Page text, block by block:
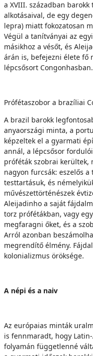
a XVIII. században
alkotásaival, de egy
lepra) miatt fokozatosan
Végül a tanítványai az
másikhoz a vésőt, és
árán is, befejezni élete fő
lépcsősort Congonhasban.
Prófétaszobor a brazíliai
A brazil barokk
anyaországi minta, a
képzeltek el a gyarmati
annál, a lépcsősor
próféták szobrai kerültek,
nagyon furcsák: eszelős
testtartásuk, és
művészettörténészek
Aleijadinho a saját
torz prófétákban, vagy
megfaragni őket, és a
Arról azonban
megrendítő élmény.
kolonializmus öröksége.
A népi és a naiv
Az európaias minták
is fennmaradt, hogy
folyamán függetlenné